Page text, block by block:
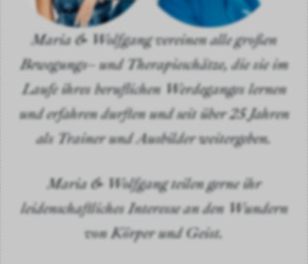
Maria & Wolfgang vereinen alle großen
Bewegungs– und Therapieschätze, die sie im
Laufe ihres beruflichen Werdeganges lernen
und erfahren durften und seit über 25 Jahren
als Trainer und Ausbilder weitergeben.
Maria & Wolfgang teilen gerne ihr
leidenschaftliches Interesse an den Wundern
von Körper und Geist.